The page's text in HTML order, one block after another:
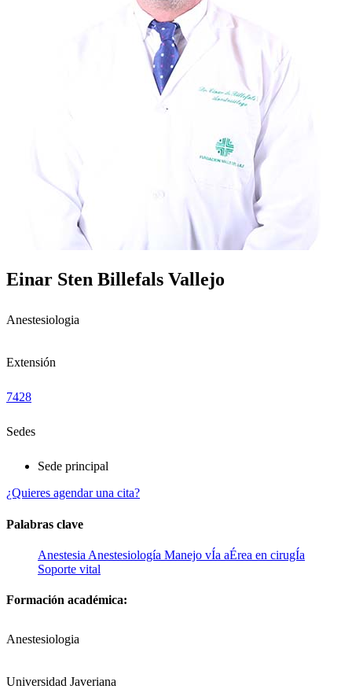
Einar Sten Billefals Vallejo
Anestesiologia
Extensión
7428
Sedes
Sede principal
¿Quieres agendar una cita?
Palabras clave
Anestesia Anestesiología Manejo vÍa aÉrea en cirugÍa
Soporte vital
Formación académica:
Anestesiologia
Universidad Javeriana